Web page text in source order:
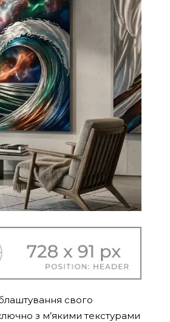
свого
з м’якими текстурами